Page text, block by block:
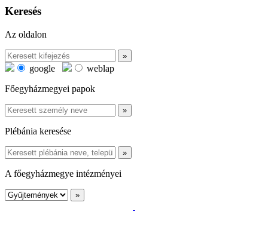
Keresés
Az oldalon
google
weblap
Főegyházmegyei papok
Plébánia keresése
A főegyházmegye intézményei